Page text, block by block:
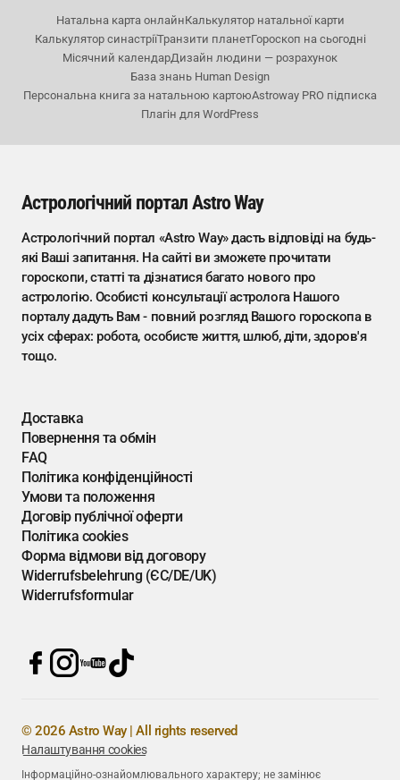
Натальна карта онлайнКалькулятор натальної карти
Калькулятор синастріїТранзити планетГороскоп на сьогодні
Місячний календарДизайн людини — розрахунок
База знань Human Design
Персональна книга за натальною картоюAstroway PRO підписка
Плагін для WordPress
Астрологічний портал Astro Way
Астрологічний портал «Astro Way» дасть відповіді на будь-
які Ваші запитання. На сайті ви зможете прочитати
гороскопи, статті та дізнатися багато нового про
астрологію. Особисті консультації астролога Нашого
порталу дадуть Вам - повний розгляд Вашого гороскопа в
усіх сферах: робота, особисте життя, шлюб, діти, здоров'я
тощо.
Доставка
Повернення та обмін
FAQ
Політика конфіденційності
Умови та положення
Договір публічної оферти
Політика cookies
Форма відмови від договору
Widerrufsbelehrung (ЄС/DE/UK)
Widerrufsformular
© 2026 Astro Way | All rights reserved
Налаштування cookies
Інформаційно-ознайомлювального характеру; не замінює